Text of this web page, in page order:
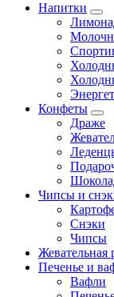
Напитки
Конфеты
Драже
Чипсы и
Снэки
Чипсы
Жевательная
Печенье и
Вафли